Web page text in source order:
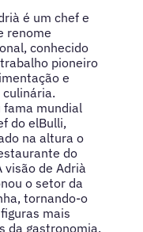
é um chef e
renome
conhecido
pioneiro
e
culinária.
fama mundial
do elBulli,
na altura o
do
visão de Adrià
o setor da
tornando-o
mais
da gastronomia.